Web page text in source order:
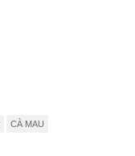
CÀ MAU